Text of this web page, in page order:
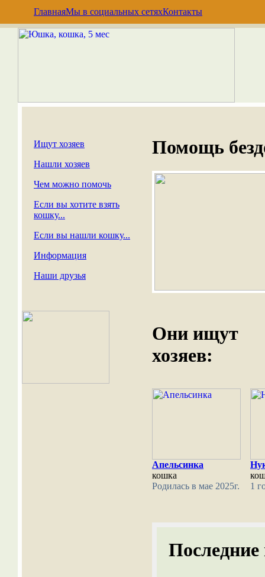
ГлавнаяМы в социальных сетяхКонтакты
Ищут хозяев
Нашли хозяев
Чем можно помочь
Если вы хотите взять
кошку...
Если вы нашли кошку...
Информация
Наши друзья
Помощь
Они ищут
хозяев:
Апельсинка
кошка
Родилась в мае 2025г.
1
Последние